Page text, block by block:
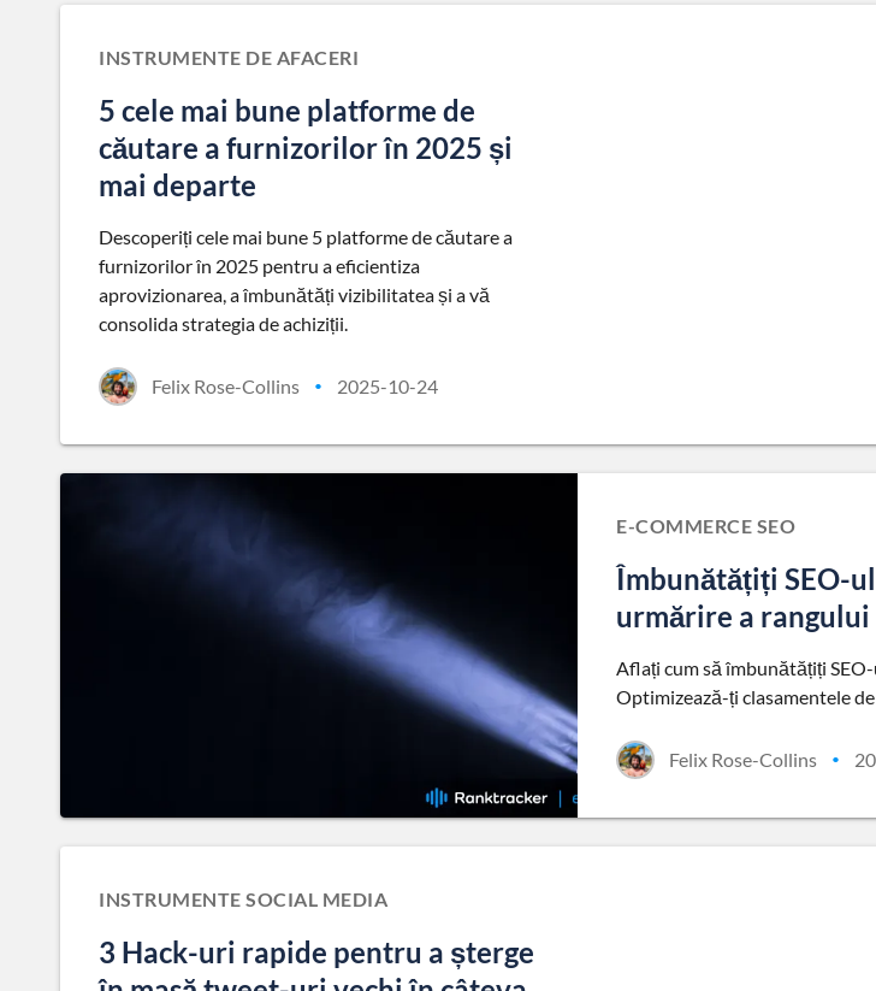
INSTRUMENTE DE AFACERI
5 cele mai bune platforme de
căutare a furnizorilor în 2025 și
mai departe
Descoperiți cele mai bune 5 platforme de căutare a
furnizorilor în 2025 pentru a eficientiza
aprovizionarea, a îmbunătăți vizibilitatea și a vă
consolida strategia de achiziții.
Felix Rose-Collins • 2025-10-24
E-COMMERCE SEO
Îmbunătățiți SEO-
urmărire a rangului
Aflați cum să îmbunătățiți
Optimizează-ți clasamentele
Felix Rose-Collins •
INSTRUMENTE SOCIAL MEDIA
3 Hack-uri rapide pentru a șterge